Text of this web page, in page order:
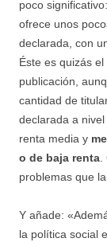
poco
ofrece unos
declarada, con
Éste es quizás
publicación,
cantidad de
declarada a
renta media y
o de baja renta
problemas que
Y añade:
la política social